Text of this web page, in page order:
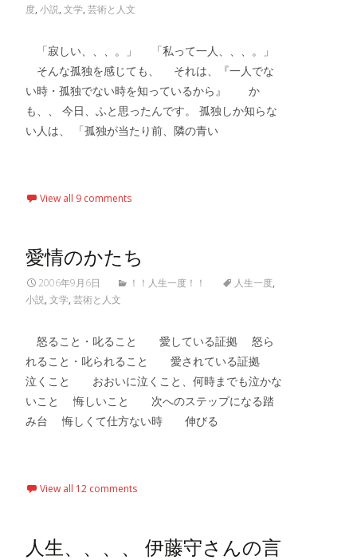
度, 小説, 文学, 芸術と人文
「寂しい、、、。」 「私って一人、、、。」
そんな孤独を感じても、 それは、『一人でな
い時・孤独でない時を知っているから』 か
も、、 今日、ふと思ったんです。 孤独しか知らな
い人は、 「孤独が当たり前、隣の青い
View all 9 comments
愛情のかたち
2006年9月6日 ！！人生一度！！ 人生一度,
小説, 文学, 芸術と人文
怒ること・叱ること 愛している証拠 怒ら
れること・叱られること 愛されている証拠
泣くこと おおいに泣くこと、何時までも泣かな
いこと 悔しいこと 次へのステップになる踏
み台 悔しくて仕方ない時 伸びる
View all 12 comments
人生、、、、 伊藤守さんの言